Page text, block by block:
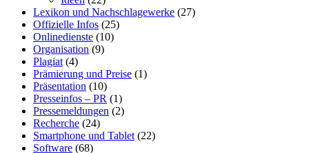
Lexikon und Nachschlagewerke (27)
Offizielle Infos (25)
Onlinedienste (10)
Organisation (9)
Plagiat (4)
Prämierung und Preise (1)
Präsentation (10)
Presseinfos – PR (1)
Pressemeldungen (2)
Recherche (24)
Smartphone und Tablet (22)
Software (68)